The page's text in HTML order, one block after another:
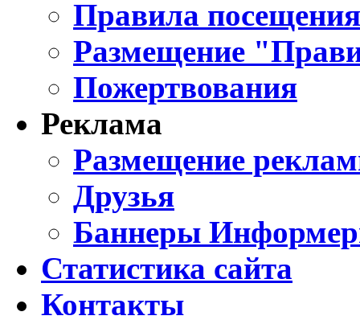
Правила
Размещение
Пожертвования
Реклама
Размещение
Друзья
Баннеры
Статистика сайта
Контакты